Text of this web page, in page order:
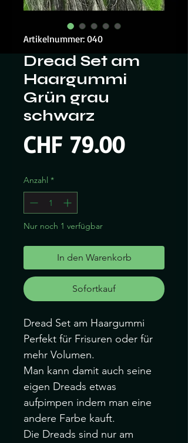
Artikelnummer: 040
Dread Set am
Haargummi
Grün grau
schwarz
CHF 79.00Preis
Anzahl *
Nur noch 1 verfügbar
In den Warenkorb
Sofortkauf
Dread Set am Haargummi
Perfekt für Frisuren oder für
mehr Volumen.
Man kann damit auch seine
eigen Dreads etwas
aufpimpen indem man eine
andere Farbe kauft.
Die Dreads sind nur am